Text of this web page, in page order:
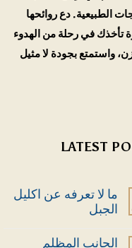
الطبيعية. دع روائحها
تأخذك في رحلة من الهدوء
واستمتع بجودة لا مثيل
LATEST
ما لا تعرفه عن اكليل
الجبل
تعليقات
الجانب المظلم